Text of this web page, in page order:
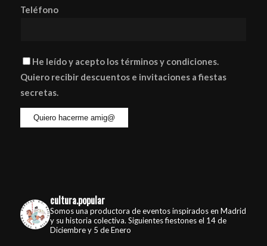
Teléfono
He leído y acepto los términos y condiciones.
Quiero recibir descuentos e invitaciones a fiestas
secretas.
cultura.popular
Somos una productora de eventos inspirados en Madrid
y su historia colectiva. Siguientes fiestones el 14 de
Diciembre y 5 de Enero